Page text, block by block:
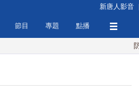
新唐人影音
節目 專題 點播
防